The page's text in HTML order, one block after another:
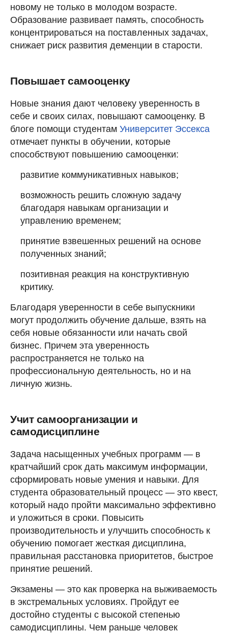
новому не только в молодом возрасте.
Образование развивает память, способность
концентрироваться на поставленных задачах,
снижает риск развития деменции в старости.
Повышает самооценку
Новые знания дают человеку уверенность в
себе и своих силах, повышают самооценку. В
блоге помощи студентам Университет Эссекса
отмечает пункты в обучении, которые
способствуют повышению самооценки:
развитие коммуникативных навыков;
возможность решить сложную задачу
благодаря навыкам организации и
управлению временем;
принятие взвешенных решений на основе
полученных знаний;
позитивная реакция на конструктивную
критику.
Благодаря уверенности в себе выпускники
могут продолжить обучение дальше, взять на
себя новые обязанности или начать свой
бизнес. Причем эта уверенность
распространяется не только на
профессиональную деятельность, но и на
личную жизнь.
Учит самоорганизации и
самодисциплине
Задача насыщенных учебных программ — в
кратчайший срок дать максимум информации,
сформировать новые умения и навыки. Для
студента образовательный процесс — это квест,
который надо пройти максимально эффективно
и уложиться в сроки. Повысить
производительность и улучшить способность к
обучению помогает жесткая дисциплина,
правильная расстановка приоритетов, быстрое
принятие решений.
Экзамены — это как проверка на выживаемость
в экстремальных условиях. Пройдут ее
достойно студенты с высокой степенью
самодисциплины. Чем раньше человек